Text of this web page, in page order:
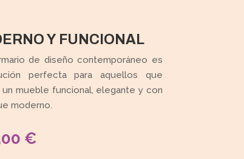
Y FUNCIONAL
de diseño contemporáneo es
perfecta para aquellos que
un mueble funcional, elegante y con
moderno.
€